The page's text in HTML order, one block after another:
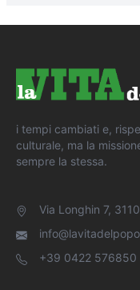
i tempi cambiati e,
culturale, ma la
sempre la stessa.
Via Longhin 7,
+39 0422 576850